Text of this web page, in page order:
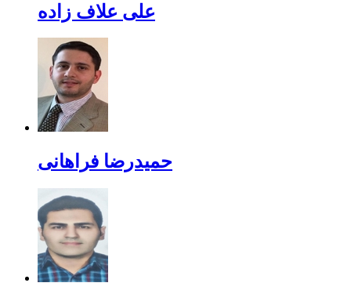
علی علاف زاده
حمیدرضا فراهانی